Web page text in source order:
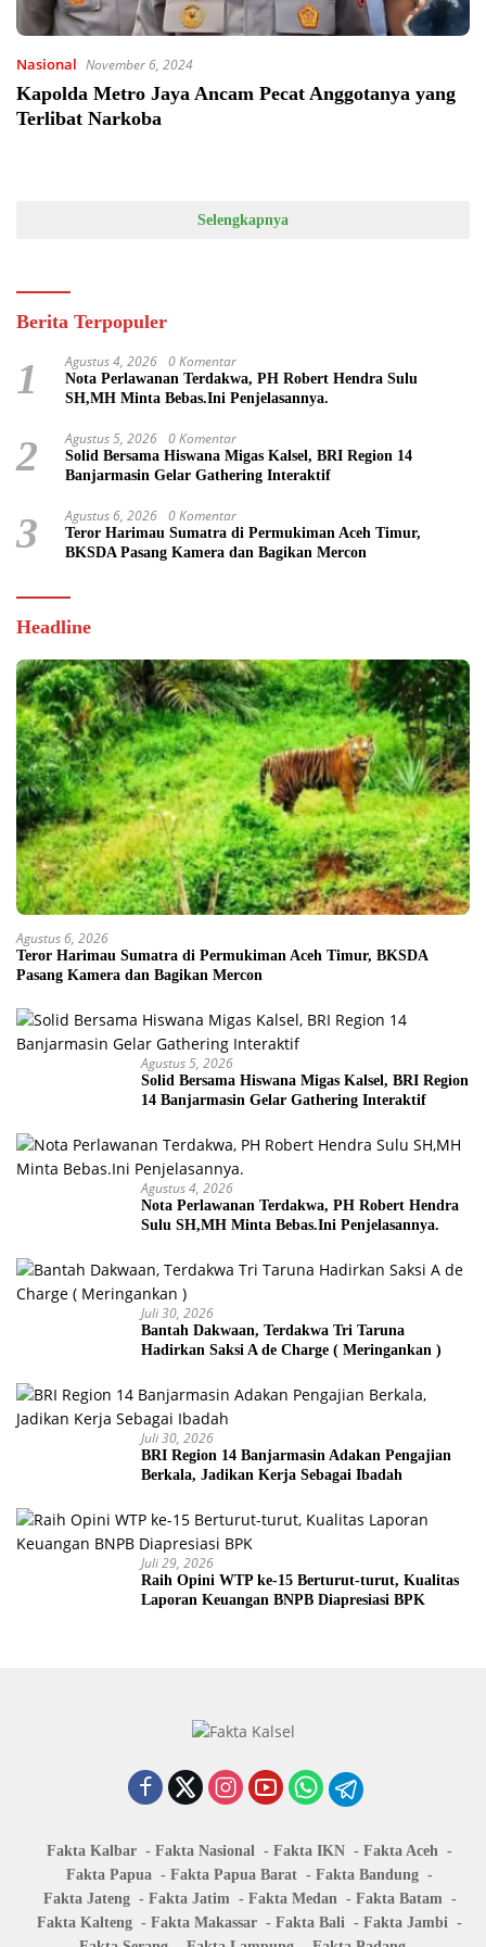
Nasional November 6, 2024
Kapolda Metro Jaya Ancam Pecat Anggotanya yang
Terlibat Narkoba
Selengkapnya
Berita Terpopuler
1 Agustus 4, 2026 0 Komentar
Nota Perlawanan Terdakwa, PH Robert Hendra Sulu
SH,MH Minta Bebas.Ini Penjelasannya.
2 Agustus 5, 2026 0 Komentar
Solid Bersama Hiswana Migas Kalsel, BRI Region 14
Banjarmasin Gelar Gathering Interaktif
3 Agustus 6, 2026 0 Komentar
Teror Harimau Sumatra di Permukiman Aceh Timur,
BKSDA Pasang Kamera dan Bagikan Mercon
Headline
Agustus 6, 2026
Teror Harimau Sumatra di Permukiman Aceh Timur, BKSDA
Pasang Kamera dan Bagikan Mercon
Agustus 5, 2026
Solid Bersama Hiswana Migas Kalsel, BRI Region
14 Banjarmasin Gelar Gathering Interaktif
Agustus 4, 2026
Nota Perlawanan Terdakwa, PH Robert Hendra
Sulu SH,MH Minta Bebas.Ini Penjelasannya.
Juli 30, 2026
Bantah Dakwaan, Terdakwa Tri Taruna
Hadirkan Saksi A de Charge ( Meringankan )
Juli 30, 2026
BRI Region 14 Banjarmasin Adakan Pengajian
Berkala, Jadikan Kerja Sebagai Ibadah
Juli 29, 2026
Raih Opini WTP ke-15 Berturut-turut, Kualitas
Laporan Keuangan BNPB Diapresiasi BPK
Fakta Kalbar Fakta Nasional Fakta IKN
Fakta Aceh
Fakta Papua
Fakta Papua Barat
Fakta Bandung
Fakta Jateng
Fakta Jatim Fakta Medan
Fakta Batam
Fakta Kalteng
Fakta Makassar Fakta Bali
Fakta Jambi